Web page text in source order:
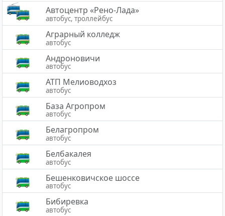
Автоцентр «Рено-Лада»
автобус, троллейбус
Аграрный колледж
автобус
Андроновичи
автобус
АТП Мелиоводхоз
автобус
База Агропром
автобус
Белагропром
автобус
Белбакалея
автобус
Бешенковичское шоссе
автобус
Бибиревка
автобус